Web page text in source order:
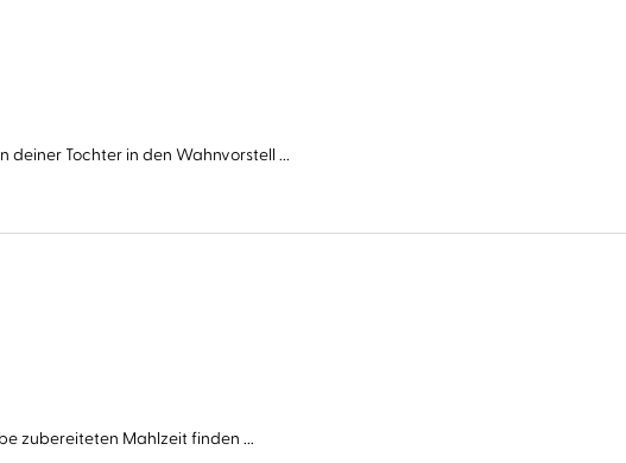
deiner Tochter in den Wahnvorstell ...
zubereiteten Mahlzeit finden ...